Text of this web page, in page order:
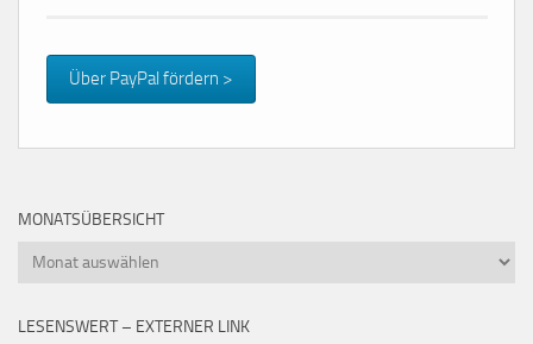
Über PayPal fördern >
MONATSÜBERSICHT
Monatsübersicht
LESENSWERT – EXTERNER LINK